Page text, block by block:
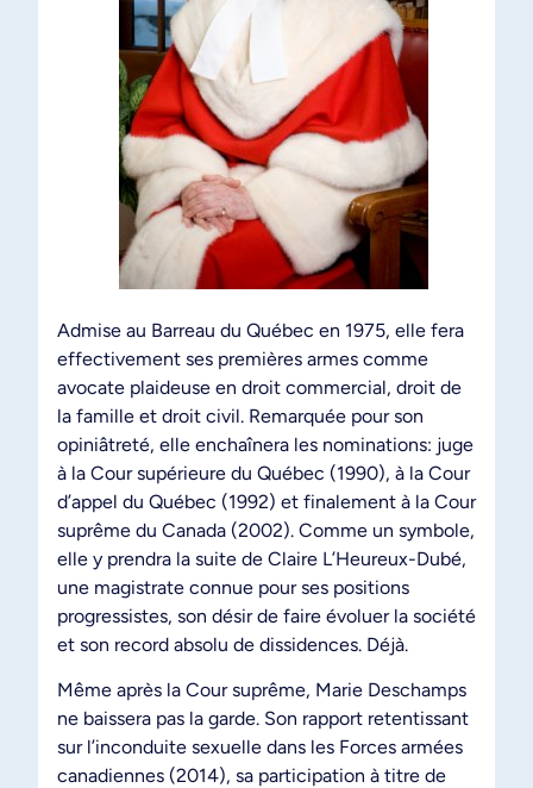
Admise au Barreau du Québec en 1975, elle fera
effectivement ses premières armes comme
avocate plaideuse en droit commercial, droit de
la famille et droit civil. Remarquée pour son
opiniâtreté, elle enchaînera les nominations: juge
à la Cour supérieure du Québec (1990), à la Cour
d’appel du Québec (1992) et finalement à la Cour
suprême du Canada (2002). Comme un symbole,
elle y prendra la suite de Claire L’Heureux-Dubé,
une magistrate connue pour ses positions
progressistes, son désir de faire évoluer la société
et son record absolu de dissidences. Déjà.
Même après la Cour suprême, Marie Deschamps
ne baissera pas la garde. Son rapport retentissant
sur l’inconduite sexuelle dans les Forces armées
canadiennes (2014), sa participation à titre de